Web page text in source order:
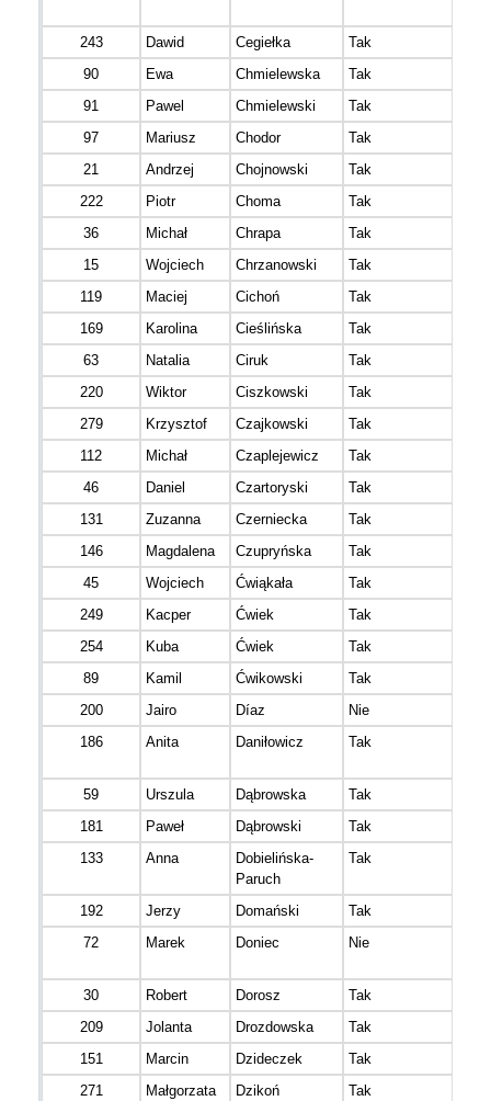
243 Dawid Cegiełka
Tak
90
Ewa Chmielewska
Tak
91
Pawel Chmielewski
Tak
97
Mariusz Chodor
Tak
21
Andrzej Chojnowski
Tak
222
Piotr Choma
Tak
36
Michał Chrapa
Tak
15
Wojciech Chrzanowski
Tak
119
Maciej Cichoń
Tak
169
Karolina Cieślińska
Tak
63
Natalia Ciruk
Tak
220
Wiktor Ciszkowski
Tak
279
Krzysztof Czajkowski
Tak
112
Michał Czaplejewicz
Tak
46
Daniel Czartoryski
Tak
131
Zuzanna Czerniecka
Tak
146
Magdalena Czupryńska
Tak
45
Wojciech Ćwiąkała
Tak
249
Kacper Ćwiek
Tak
254
Kuba Ćwiek
Tak
89
Kamil Ćwikowski
Tak
200
Jairo Díaz
Nie
186
Anita Daniłowicz Tak
59 Urszula Dąbrowska
Tak
181
Paweł Dąbrowski
Tak
133
Anna
Dobielińska-
Paruch
Tak
192 Jerzy Domański
Tak
72
Marek Doniec Nie
30 Robert Dorosz
Tak
209
Jolanta Drozdowska
Tak
151
Marcin Dzideczek
Tak
271
Małgorzata Dzikoń
Tak